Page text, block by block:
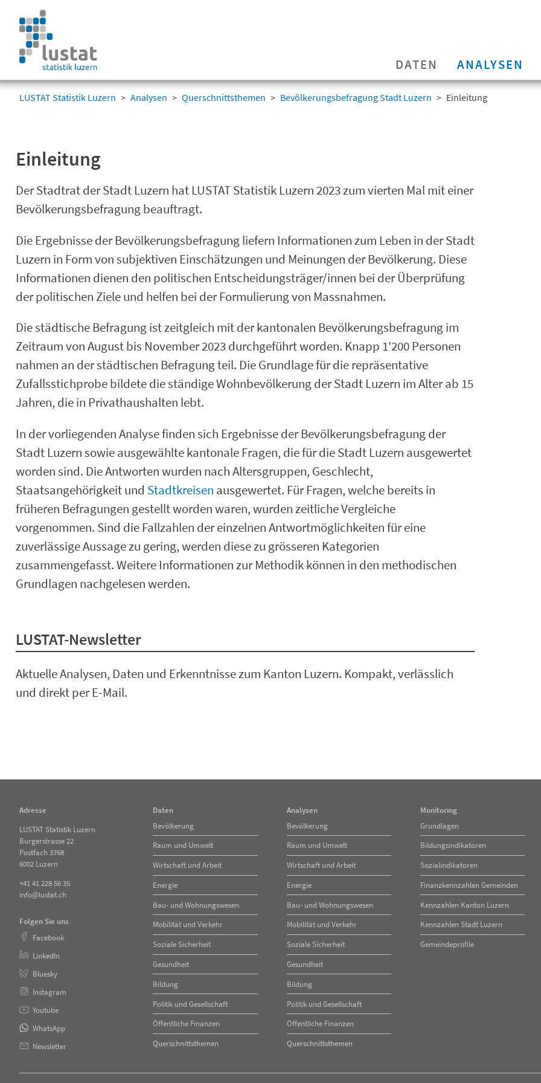
DATEN ANALYSEN
LUSTAT Statistik Luzern Analysen Querschnittsthemen Bevölkerungsbefragung Stadt Luzern Einleitung
Einleitung
Der Stadtrat der Stadt Luzern hat LUSTAT Statistik Luzern 2023 zum vierten Mal mit einer
Bevölkerungsbefragung beauftragt.
Die Ergebnisse der Bevölkerungsbefragung liefern Informationen zum Leben in der Stadt
Luzern in Form von subjektiven Einschätzungen und Meinungen der Bevölkerung. Diese
Informationen dienen den politischen Entscheidungsträger/innen bei der Überprüfung
der politischen Ziele und helfen bei der Formulierung von Massnahmen.
Die städtische Befragung ist zeitgleich mit der kantonalen Bevölkerungsbefragung im
Zeitraum von August bis November 2023 durchgeführt worden. Knapp 1'200 Personen
nahmen an der städtischen Befragung teil. Die Grundlage für die repräsentative
Zufallsstichprobe bildete die ständige Wohnbevölkerung der Stadt Luzern im Alter ab 15
Jahren, die in Privathaushalten lebt.
In der vorliegenden Analyse finden sich Ergebnisse der Bevölkerungsbefragung der
Stadt Luzern sowie ausgewählte kantonale Fragen, die für die Stadt Luzern ausgewertet
worden sind. Die Antworten wurden nach Altersgruppen, Geschlecht,
Staatsangehörigkeit und Stadtkreisen ausgewertet. Für Fragen, welche bereits in
früheren Befragungen gestellt worden waren, wurden zeitliche Vergleiche
vorgenommen. Sind die Fallzahlen der einzelnen Antwortmöglichkeiten für eine
zuverlässige Aussage zu gering, werden diese zu grösseren Kategorien
zusammengefasst. Weitere Informationen zur Methodik können in den methodischen
Grundlagen nachgelesen werden.
LUSTAT-Newsletter
Aktuelle Analysen, Daten und Erkenntnisse zum Kanton Luzern. Kompakt, verlässlich
und direkt per E-Mail.
Adresse
LUSTAT Statistik Luzern
Burgerstrasse 22
Postfach 3768
6002 Luzern
+41 41 228 56 35
info@lustat.ch
Folgen Sie uns
Facebook
LinkedIn
Bluesky
Instagram
Youtube
WhatsApp
Newsletter
Daten
überspringen
Bevölkerung
Raum und Umwelt
Wirtschaft und Arbeit
Energie
Bau- und Wohnungswesen
Mobilität und Verkehr
Soziale Sicherheit
Gesundheit
Bildung
Politik und Gesellschaft
Öffentliche Finanzen
Querschnittsthemen
Analysen
überspringen
Bevölkerung
Raum und Umwelt
Wirtschaft und Arbeit
Energie
Bau- und Wohnungswesen
Mobilität und Verkehr
Soziale Sicherheit
Gesundheit
Bildung
Politik und Gesellschaft
Öffentliche Finanzen
Querschnittsthemen
Monitoring
überspringen
Grundlagen
Bildungsindikatoren
Sozialindikatoren
Finanzkennzahlen Gemeinden
Kennzahlen Kanton Luzern
Kennzahlen Stadt Luzern
Gemeindeprofile